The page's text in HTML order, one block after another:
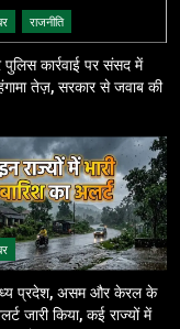
राजनीति
कार्रवाई पर संसद में
तेज़, सरकार से जवाब की
प्रदेश, असम और केरल के
जारी किया, कई राज्यों में